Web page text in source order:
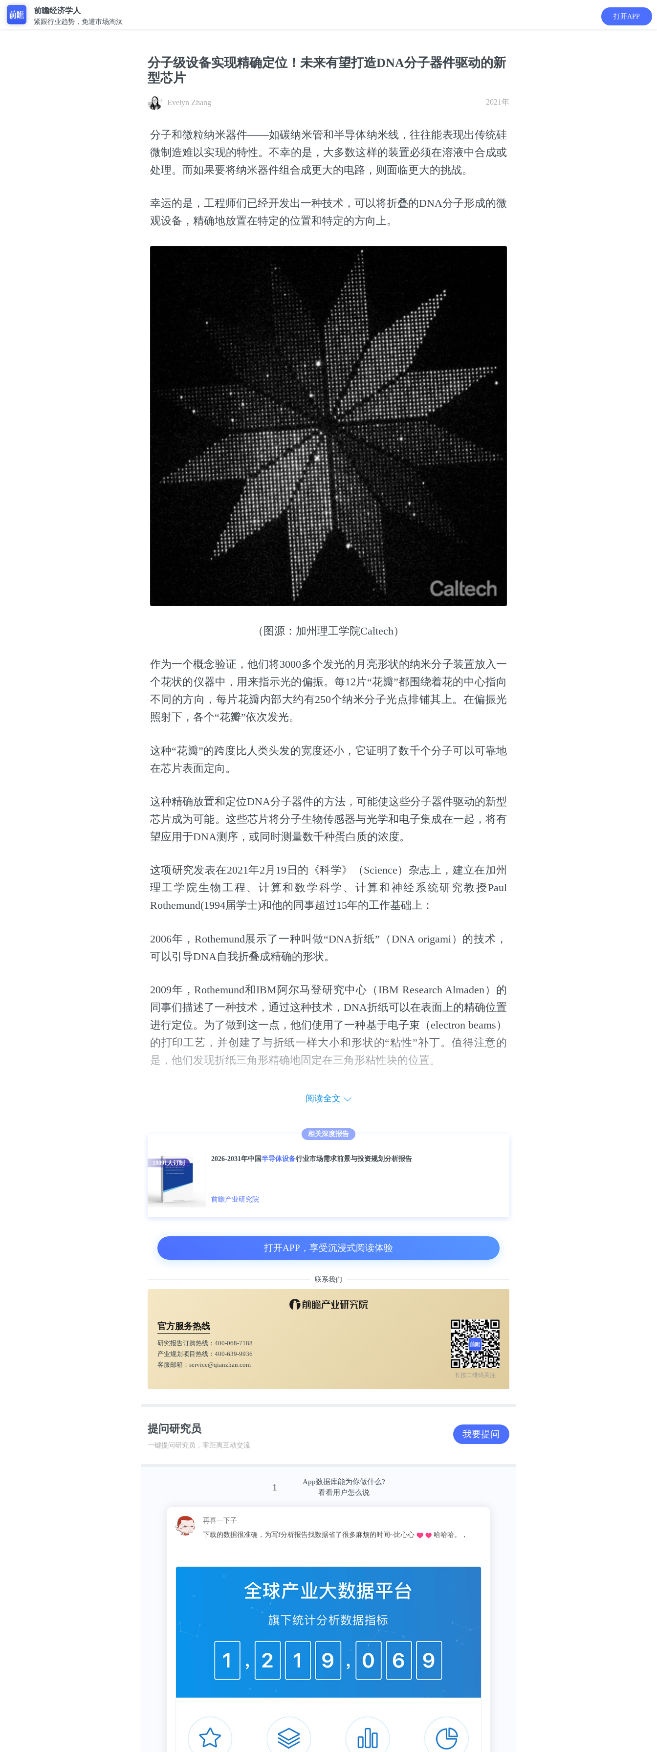
前瞻经济学人
紧跟行业趋势，免遭市场淘汰
打开APP
分子级设备实现精确定位！未来有望打造DNA分子器件驱动的新
型芯片
Evelyn Zhang 2021年
分子和微粒纳米器件——如碳纳米管和半导体纳米线，往往能表现出传统硅
微制造难以实现的特性。不幸的是，大多数这样的装置必须在溶液中合成或
处理。而如果要将纳米器件组合成更大的电路，则面临更大的挑战。
幸运的是，工程师们已经开发出一种技术，可以将折叠的DNA分子形成的微
观设备，精确地放置在特定的位置和特定的方向上。
（图源：加州理工学院Caltech）
作为一个概念验证，他们将3000多个发光的月亮形状的纳米分子装置放入一
个花状的仪器中，用来指示光的偏振。每12片“花瓣”都围绕着花的中心指向
不同的方向，每片花瓣内部大约有250个纳米分子光点排铺其上。在偏振光
照射下，各个“花瓣”依次发光。
这种“花瓣”的跨度比人类头发的宽度还小，它证明了数千个分子可以可靠地
在芯片表面定向。
这种精确放置和定位DNA分子器件的方法，可能使这些分子器件驱动的新型
芯片成为可能。这些芯片将分子生物传感器与光学和电子集成在一起，将有
望应用于DNA测序，或同时测量数千种蛋白质的浓度。
这项研究发表在2021年2月19日的《科学》（Science）杂志上，建立在加州
理工学院生物工程、计算和数学科学、计算和神经系统研究教授Paul
Rothemund(1994届学士)和他的同事超过15年的工作基础上：
2006年，Rothemund展示了一种叫做“DNA折纸”（DNA origami）的技术，
可以引导DNA自我折叠成精确的形状。
2009年，Rothemund和IBM阿尔马登研究中心（IBM Research Almaden）的
同事们描述了一种技术，通过这种技术，DNA折纸可以在表面上的精确位置
进行定位。为了做到这一点，他们使用了一种基于电子束（electron beams）
的打印工艺，并创建了与折纸一样大小和形状的“粘性”补丁。值得注意的
是，他们发现折纸三角形精确地固定在三角形粘性块的位置。
之后，Rothemund和加州理工学院的高级博士后学者、麻省理工学院助理教
分子设备可以可靠地集成到更大的光学设备中。
2016年，Rothemund和Gopinath展示了携带荧光分子的三角折纸可以用来复
制6.5万像素版本的文森特·梵高的《星夜》（Starry Night）。在这项研究
中，三角DNA折纸被用来在细菌大小的光学谐振器中定位荧光分子；荧光分
子的精确位置至关重要，因为只要向左或向右移动100纳米，像素就会变暗
价地集成到计算机芯片中，而且产量很高，并且可用于一系列潜在的应用。
例如，Rothemund和Gopinath成立了一家名为Palamedrix的公司，将制造半导
体芯片的技术商业化，从而能够同时研究与人类健康有关的所有蛋白质。加
州理工学院已经为这项研究申请了专利。
上述研究论文题为“Absolute and arbitrary orientation of single-molecule
shapes”。这项研究工作得到了海军研究办公室、空军科学研究办公室、美国
持。
参考来源：https://scitechdaily.com/engineers-place-thousands-of-nanoscale-
https://science.sciencemag.org/content/371/6531/eabd6179
从学术到产业，更多半导体相关数据请参考前瞻产业研究院《2021-2026年
中国半导体设备行业市场需求前景与投资规划分析报告》。同时前瞻产业研
究院提供产业大数据、产业规划、产业申报、产业园区规划、产业招商引
资、IPO募投可研等解决方案。
阅读全文
相关深度报告
2026-2031年中国半导体设备行业市场需求前景与投资规划分析报告
前瞻产业研究院
19091人订制
打开APP，享受沉浸式阅读体验
联系我们
官方服务热线
研究报告订购热线：400-068-7188
产业规划项目热线：400-639-9936
客服邮箱：service@qianzhan.com
长按二维码关注
提问研究员
一键提问研究员，零距离互动交流
我要提问
1
App数据库能为你做什么?
看看用户怎么说
这昵称我pick了
同学推荐的o，不用去图书馆在宿舍就可以看文献写论文啦，再也不用早起去扒位23333